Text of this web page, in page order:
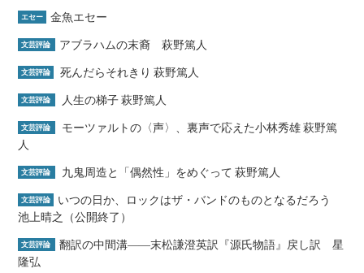
エセー 金魚エセー
文芸評論 アブラハムの末裔 萩野篤人
文芸評論 死んだらそれきり 萩野篤人
文芸評論 人生の梯子 萩野篤人
文芸評論
モーツァルトの〈声〉、裏声で応えた小林秀雄 萩野篤
人
文芸評論 九鬼周造と「偶然性」をめぐって 萩野篤人
文芸評論
いつの日か、ロックはザ・バンドのものとなるだろう
池上晴之（公開終了）
文芸評論
翻訳の中間溝――末松謙澄英訳『源氏物語』戻し訳 星
隆弘